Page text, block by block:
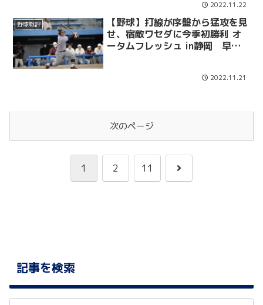
2022.11.22
野球戦評
【野球】打線が序盤から猛攻を見
せ、宿敵ワセダに今季初勝利 オ
ータムフレッシュ in静岡 早大
2022.11.21
次のページ
1 2 11
次
記事を検索